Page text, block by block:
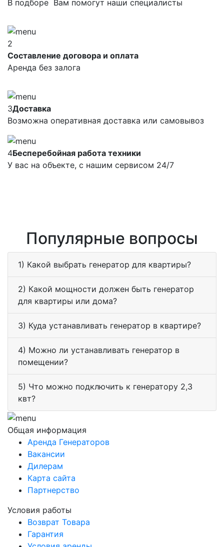
В подборе Вам помогут наши специалисты
2
Составление договора и оплата
Аренда без залога
3Доставка
Возможна оперативная доставка или самовывоз
4Бесперебойная работа техники
У вас на объекте, с нашим сервисом 24/7
Популярные вопросы
1) Какой выбрать генератор для квартиры?
2) Какой мощности должен быть генератор
для квартиры или дома?
3) Куда устанавливать генератор в квартире?
4) Можно ли устанавливать генератор в
помещении?
5) Что можно подключить к генератору 2,3
квт?
Общая информация
Аренда Генераторов
Вакансии
Дилерам
Карта сайта
Партнерство
Условия работы
Возврат Товара
Гарантия